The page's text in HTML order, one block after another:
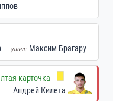
ушел: Максим Брагару
карточка
Андрей Килета